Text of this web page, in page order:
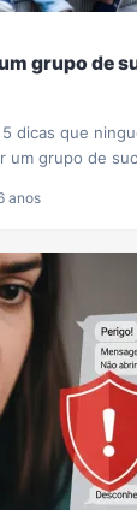
grupo de
dicas que
um grupo de
anos